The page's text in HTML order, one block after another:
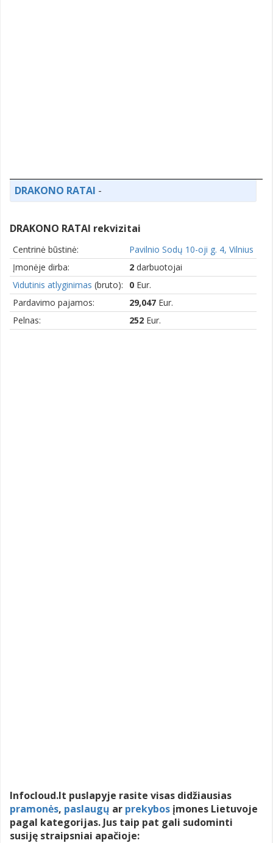
DRAKONO RATAI -
DRAKONO RATAI rekvizitai
Centrinė būstinė:
Pavilnio Sodų 10-oji g. 4, Vilnius
Įmonėje dirba:
2 darbuotojai
Vidutinis atlyginimas (bruto): 0 Eur.
Pardavimo pajamos:
29,047 Eur.
Pelnas:
252 Eur.
Infocloud.lt puslapyje rasite visas didžiausias
pramonės, paslaugų ar prekybos įmones Lietuvoje
pagal kategorijas. Jus taip pat gali sudominti
susiję straipsniai apačioje: